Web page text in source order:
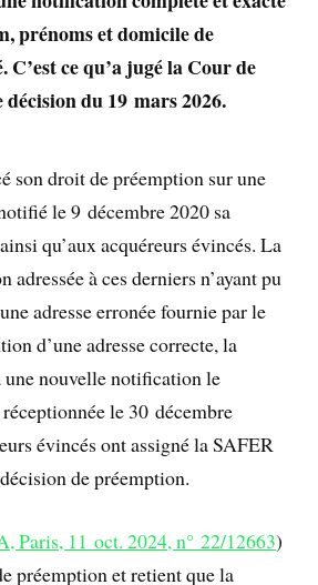
prénoms et domicile de
C’est ce qu’a jugé la Cour de
décision du 19 mars 2026.
son droit de préemption sur une
le 9 décembre 2020 sa
qu’aux acquéreurs évincés. La
à ces derniers n’ayant pu
adresse erronée fournie par le
d’une adresse correcte, la
une nouvelle notification le
le 30 décembre
évincés ont assigné la SAFER
de préemption.
Paris, 11 oct. 2024, n° 22/12663)
préemption et retient que la